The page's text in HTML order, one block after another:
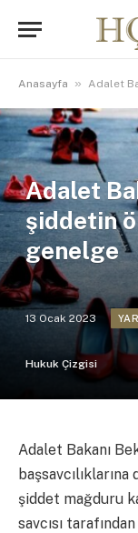
Anasayfa » Adalet
Adalet
şiddetin
genelge
13 Ocak 2023
Hukuk Çizgisi
Adalet Bakanı
şiddet mağduru
savcısı